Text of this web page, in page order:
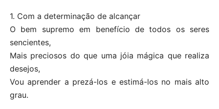
1. Com a determinação de alcançar
O bem supremo em benefício de todos os seres
sencientes,
Mais preciosos do que uma jóia mágica que realiza
desejos,
Vou aprender a prezá-los e estimá-los no mais alto
grau.